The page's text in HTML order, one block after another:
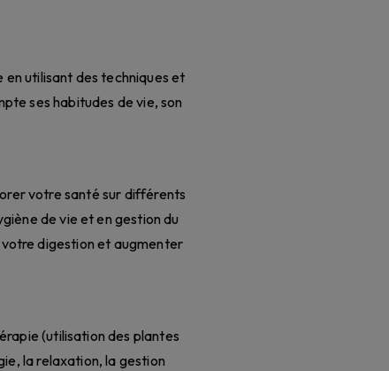
utilisant des techniques et
ses habitudes de vie, son
votre santé sur différents
de vie et en gestion du
digestion et augmenter
(utilisation des plantes
la relaxation, la gestion